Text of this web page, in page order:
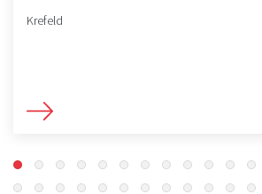
Krefeld